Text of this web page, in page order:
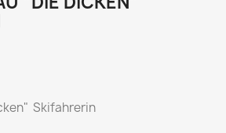
Skifahrerin